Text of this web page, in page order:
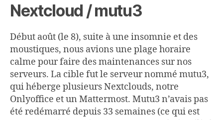
Nextcloud / mutu3
Début août (le 8), suite à une insomnie et des
moustiques, nous avions une plage horaire
calme pour faire des maintenances sur nos
serveurs. La cible fut le serveur nommé mutu3,
qui héberge plusieurs Nextclouds, notre
Onlyoffice et un Mattermost. Mutu3 n’avais pas
été redémarré depuis 33 semaines (ce qui est